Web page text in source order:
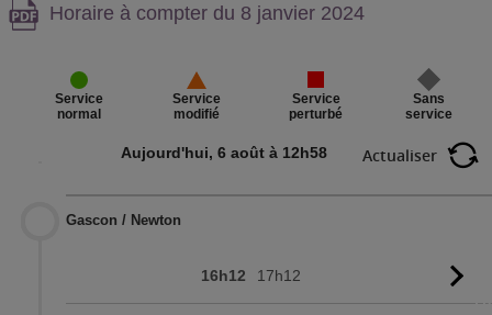
Attention,
Horaire à compter du 8 janvier 2024
Service
normal
Service
modifié
Service
perturbé
Sans
service
Aujourd'hui, 6 août à 12h58 Actualiser
Gascon / Newton
16h12 17h12